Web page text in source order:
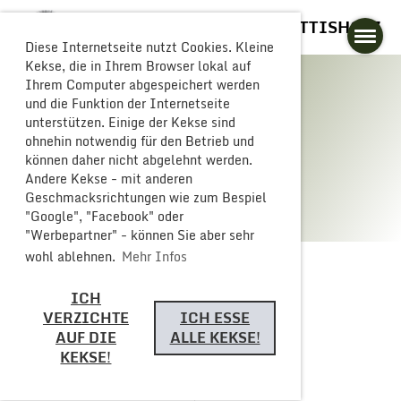
Diese Internetseite nutzt Cookies. Kleine
Kekse, die in Ihrem Browser lokal auf
Ihrem Computer abgespeichert werden
und die Funktion der Internetseite
unterstützen. Einige der Kekse sind
ohnehin notwendig für den Betrieb und
können daher nicht abgelehnt werden.
Andere Kekse - mit anderen
Geschmacksrichtungen wie zum Bespiel
"Google", "Facebook" oder
"Werbepartner" - können Sie aber sehr
wohl ablehnen. Mehr Infos
ICH
VERZICHTE
AUF DIE
KEKSE!
ICH ESSE
ALLE KEKSE!
GLOGGERESCHRÄNZER BUTTISHOLZ
Galerie
Zurück